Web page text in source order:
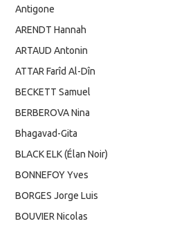
Antigone
ARENDT Hannah
ARTAUD Antonin
ATTAR Farîd Al-Dîn
BECKETT Samuel
BERBEROVA Nina
Bhagavad-Gita
BLACK ELK (Élan Noir)
BONNEFOY Yves
BORGES Jorge Luis
BOUVIER Nicolas